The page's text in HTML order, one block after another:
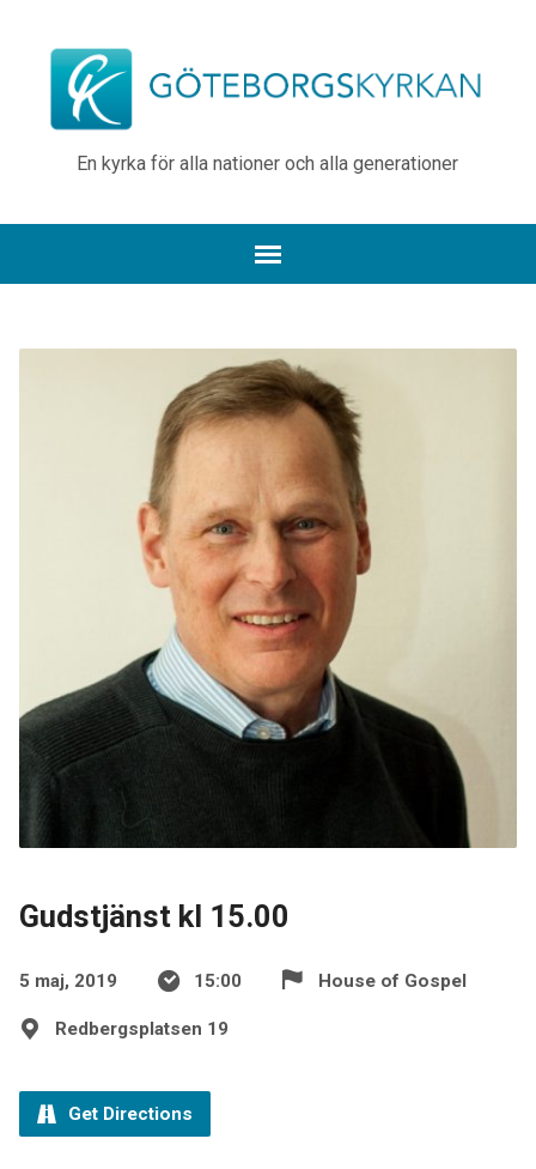
En kyrka för alla nationer och alla generationer
Gudstjänst kl 15.00
5 maj, 2019 15:00 House of Gospel
Redbergsplatsen 19
Get Directions